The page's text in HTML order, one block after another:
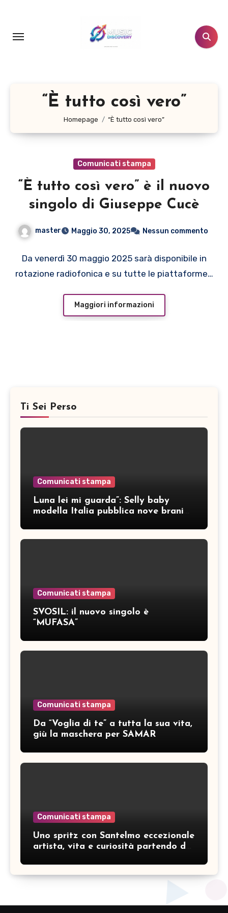
contenuto
“È tutto così vero”
Homepage “È tutto così vero”
Comunicati stampa
“È tutto così vero” è il nuovo
singolo di Giuseppe Cucè
master Maggio 30, 2025 Nessun commento
Da venerdì 30 maggio 2025 sarà disponibile in
rotazione radiofonica e su tutte le piattaforme…
Maggiori informazioni
Ti Sei Perso
Comunicati stampa
Luna lei mi guarda”: Selly baby
modella Italia pubblica nove brani
Comunicati stampa
SVOSIL: il nuovo singolo è
“MUFASA”
Comunicati stampa
Da “Voglia di te” a tutta la sua vita,
giù la maschera per SAMAR
Comunicati stampa
Uno spritz con Santelmo eccezionale
artista, vita e curiosità partendo da